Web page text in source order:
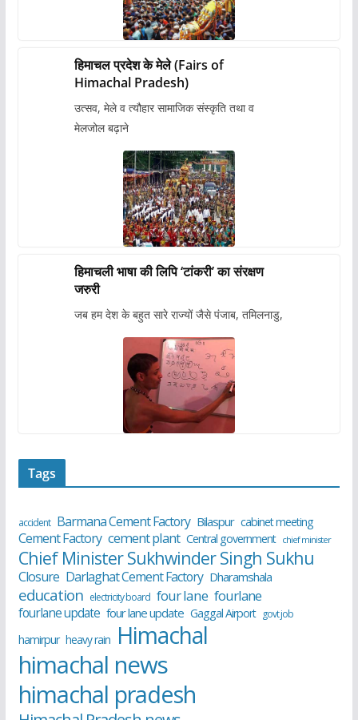
हिमाचल प्रदेश के मेले (Fairs of
Himachal Pradesh)
उत्सव, मेले व त्यौहार सामाजिक संस्कृति तथा व
मेलजोल बढ़ाने
हिमाचली भाषा की लिपि ‘टांकरी’ का संरक्षण
जरुरी
जब हम देश के बहुत सारे राज्यों जैसे पंजाब, तमिलनाडु,
Tags
accident Barmana Cement Factory Bilaspur cabinet meeting
Cement Factory cement plant Central government chief minister
Chief Minister Sukhwinder Singh Sukhu
Closure Darlaghat Cement Factory Dharamshala
education electricity board four lane fourlane
fourlane update four lane update Gaggal Airport govt job
hamirpur heavy rain Himachal
himachal news
himachal pradesh